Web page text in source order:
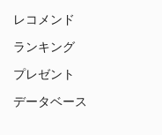
レコメンド
ランキング
プレゼント
データベース